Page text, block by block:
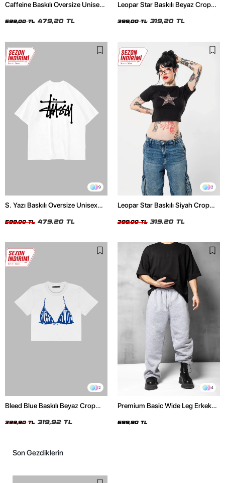
Caffeine Baskılı Oversize Unisex
599,00 TL 479,20 TL
Leopar Star Baskılı Beyaz Crop
399,00 TL 319,20 TL
9
S. Yazı Baskılı Oversize Unisex
599,00 TL 479,20 TL
2
Leopar Star Baskılı Siyah Crop
399,00 TL 319,20 TL
2
Bleed Blue Baskılı Beyaz Crop
399,90 TL 319,92 TL
4
Premium Basic Wide Leg Erkek
699,90 TL
Son Gezdiklerin